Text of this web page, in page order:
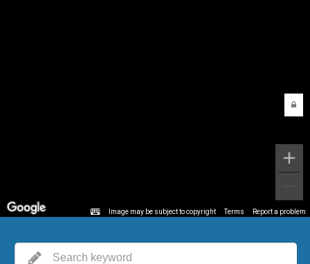
Image may be subject to copyright Terms Report a problem